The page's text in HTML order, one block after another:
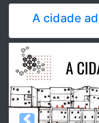
A cidade